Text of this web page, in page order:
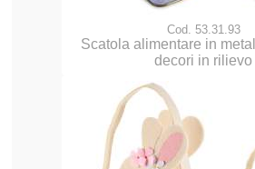
Cod. 53.31.93
Scatola alimentare in
decori in rilievo